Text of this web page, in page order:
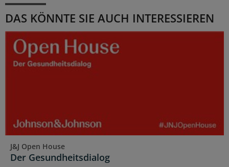
DAS KÖNNTE SIE AUCH INTERESSIEREN
J&J Open House
Der Gesundheitsdialog